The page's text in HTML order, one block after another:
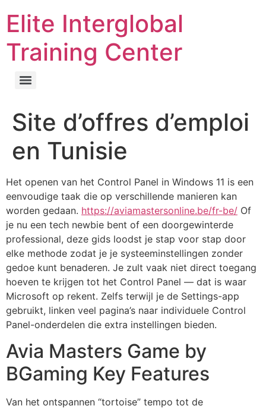
Elite Interglobal
Training Center
Site d’offres d’emploi
en Tunisie
Het openen van het Control Panel in Windows 11 is een
eenvoudige taak die op verschillende manieren kan
worden gedaan. https://aviamastersonline.be/fr-be/ Of
je nu een tech newbie bent of een doorgewinterde
professional, deze gids loodst je stap voor stap door
elke methode zodat je je systeeminstellingen zonder
gedoe kunt benaderen. Je zult vaak niet direct toegang
hoeven te krijgen tot het Control Panel — dat is waar
Microsoft op rekent. Zelfs terwijl je de Settings-app
gebruikt, linken veel pagina’s naar individuele Control
Panel-onderdelen die extra instellingen bieden.
Avia Masters Game by
BGaming Key Features
Van het ontspannen “tortoise” tempo tot de